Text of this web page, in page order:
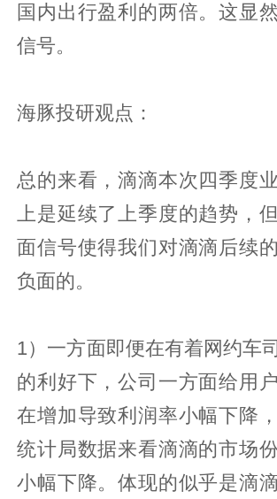
国内出行盈利的两倍。这显
信号。
海豚投研观点：
总的来看，滴滴本次四季度
上是延续了上季度的趋势，
面信号使得我们对滴滴后续
负面的。
1）一方面即便在有着网约车
的利好下，公司一方面给用
在增加导致利润率小幅下降
统计局数据来看滴滴的市场
小幅下降。体现的似乎是滴